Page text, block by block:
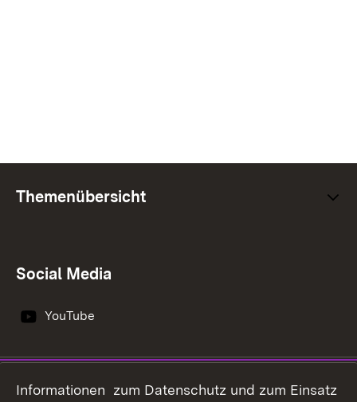
Themenübersicht
Social Media
YouTube
Impressum
Datenschutz
Informationen zum Datenschutz und zum Einsatz